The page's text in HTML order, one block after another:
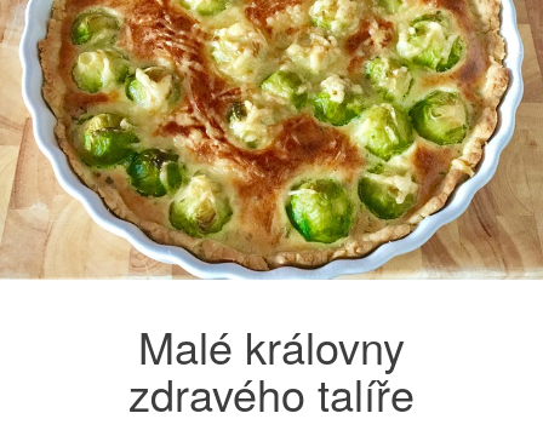
Malé královny
zdravého talíře